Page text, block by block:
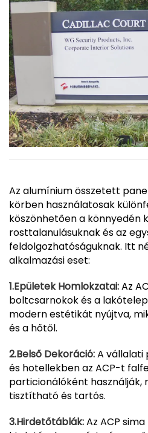
Az alumínium összetett
körben használatosak
köszönhetően a könnyedén
rosttalanulásuknak és az
feldolgozhatóságuknak. Itt
alkalmazási eset:
1.Epületek Homlokzatai:Az
boltcsarnokok és a
modern estétikát nyújtva,
és a hőtől.
2.Belső Dekoráció:A vállalati
és hotellekben az ACP-t
particionálóként használják,
tisztítható és tartós.
3.Hirdetőtáblák:Az ACP